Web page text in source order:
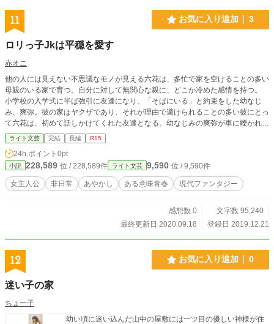
11 お気に入り追加 3
ロリっ子Jkは平穏を愛す
赤オニ
他の人には見えない不思議なモノが見える六花は、多忙で家を空けることの多い
母親のいる家で育つ。自分に対して無関心な親に、どこか冷めた感情を持つ。
小学校の入学式に半ば強引に友達になり、「そばにいる」と約束をした幼なじ
み、爽弥。彼の家はヤクザであり、それが理由で避けられることの多い彼にとっ
て六花は、初めて話しかけてくれた友達となる。幼なじみの爽弥が車に轢かれそ
うなところを庇い、6年間昏睡状態に。目を覚ました目は、変わらず不思議なモ
ノを映し、自身を非日常へと引き込んで行く。 見た目はロリっ子、中身は少し
変わった女子高生（Jk）に。幼なじみや友達のそばにいたい、という小さな夢を
抱きながら日常を夢見る。 あやかし、幽霊、怪異に祓い人と次々絡んでくる厄
介事。時に自分から首を突っ込んだり、時に引きずられたりしながらも、平穏な
Jkライフを送りたいロリっ子のお話。 ※他サイトで連載中「彼とわたしの風変
ライト文芸 完結 長編 R15
24h.ポイント 0pt
小説 228,589 位 / 228,589件 ライト文芸 9,590 位 / 9,590件
女主人公 非日常 あやかし ある意味青春 現代ファンタジー
感想数 0
文字数 95,240
最終更新日 2020.09.18
登録日 2019.12.21
12 お気に入り追加 0
迷い子の家
ちょー子
幼い頃に迷い込んだ山中の屋敷には一ツ目の優しい神様が住